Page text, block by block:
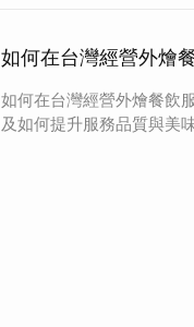
如何在台灣經營外燴
如何在台灣經營外燴餐飲
及如何提升服務品質與美